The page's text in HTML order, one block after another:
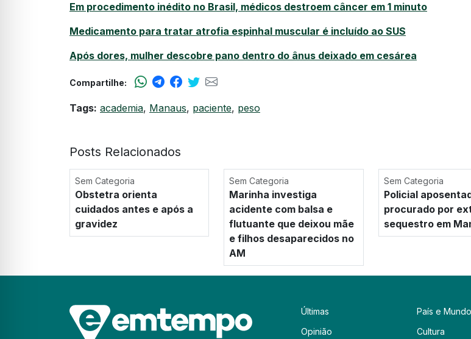
Em procedimento inédito no Brasil, médicos destroem câncer em 1 minuto
Medicamento para tratar atrofia espinhal muscular é incluído ao SUS
Após dores, mulher descobre pano dentro do ânus deixado em cesárea
Compartilhe:
Tags: academia, Manaus, paciente, peso
Posts Relacionados
Sem Categoria
Obstetra orienta
cuidados antes e após a
gravidez
Sem Categoria
Marinha investiga
acidente com balsa e
flutuante que deixou mãe
e filhos desaparecidos no
AM
Sem Categoria
Policial
procurado por
sequestro em
Últimas
Opinião
País e Mundo
Cultura